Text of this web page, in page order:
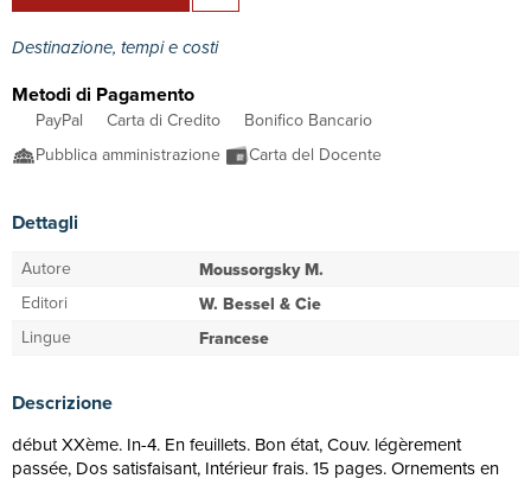
Destinazione, tempi e costi
Metodi di Pagamento
PayPal Carta di Credito
Bonifico Bancario
Pubblica amministrazione
Carta del Docente
Dettagli
Autore Moussorgsky M.
Editori W. Bessel & Cie
Lingue Francese
Descrizione
début XXème. In-4. En feuillets. Bon état, Couv. légèrement
passée, Dos satisfaisant, Intérieur frais. 15 pages. Ornements en